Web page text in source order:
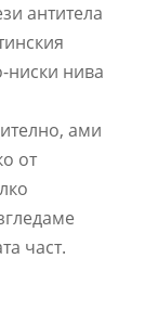
антитела
ниски нива
ами
от
част.